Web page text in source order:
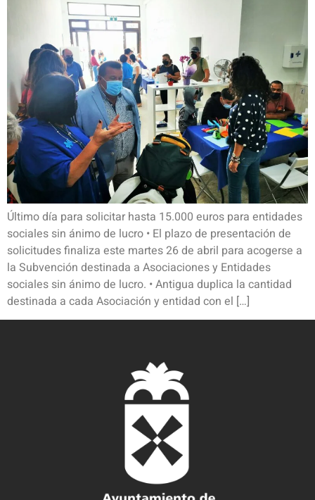
Último día para solicitar hasta 15.000 euros para entidades
sociales sin ánimo de lucro • El plazo de presentación de
solicitudes finaliza este martes 26 de abril para acogerse a
la Subvención destinada a Asociaciones y Entidades
sociales sin ánimo de lucro. • Antigua duplica la cantidad
destinada a cada Asociación y entidad con el […]